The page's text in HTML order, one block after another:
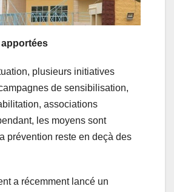
plusieurs initiatives
de sensibilisation,
associations
les moyens sont
prévention reste en deçà des
a récemment lancé un